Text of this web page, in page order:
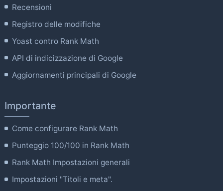
Recensioni
Registro delle modifiche
Yoast contro Rank Math
API di indicizzazione di Google
Aggiornamenti principali di Google
Importante
Come configurare Rank Math
Punteggio 100/100 in Rank Math
Rank Math Impostazioni generali
Impostazioni "Titoli e meta".